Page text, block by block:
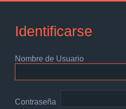
Identificarse
Nombre de Usuario
Contraseña